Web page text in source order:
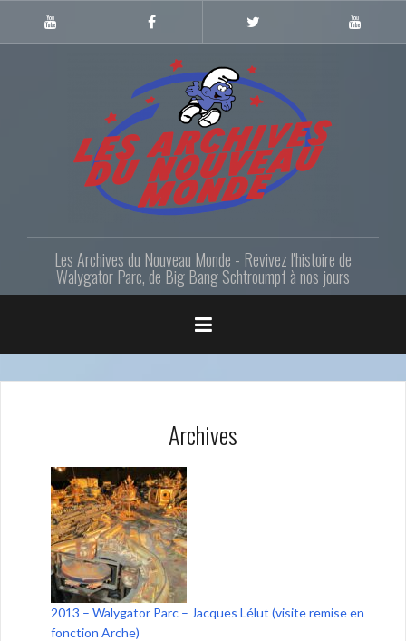
content
Youtube
Gazette
Facebook
Youtube
LANM
Les Archives du Nouveau Monde - Revivez l'histoire de
Walygator Parc, de Big Bang Schtroumpf à nos jours
Archives
2013 – Walygator Parc – Jacques Lélut (visite remise en
fonction Arche)